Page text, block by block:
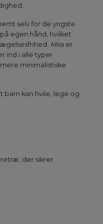
selv for de yngste
egen hånd, hvilket
Mira er
ind i alle typer
minimalistiske
barn kan hvile, lege og
der sikrer